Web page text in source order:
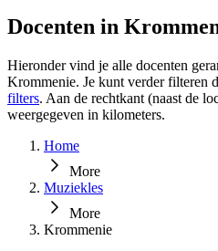
Docenten in
Hieronder vind je alle docenten
Krommenie. Je kunt verder filteren
filters. Aan de rechtkant (naast de
weergegeven in kilometers.
Home
More
Muziekles
More
Krommenie